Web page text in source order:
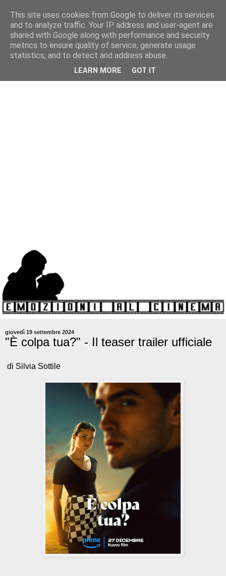
giovedì 19 settembre 2024
"È colpa tua?" - Il teaser trailer ufficiale
di Silvia Sottile
This site uses cookies from Google to deliver its services
and to analyze traffic. Your IP address and user-agent are
shared with Google along with performance and security
metrics to ensure quality of service, generate usage
statistics, and to detect and address abuse.
LEARN MORE GOT IT